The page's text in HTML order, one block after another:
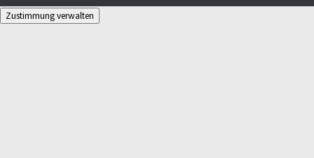
Zustimmung verwalten